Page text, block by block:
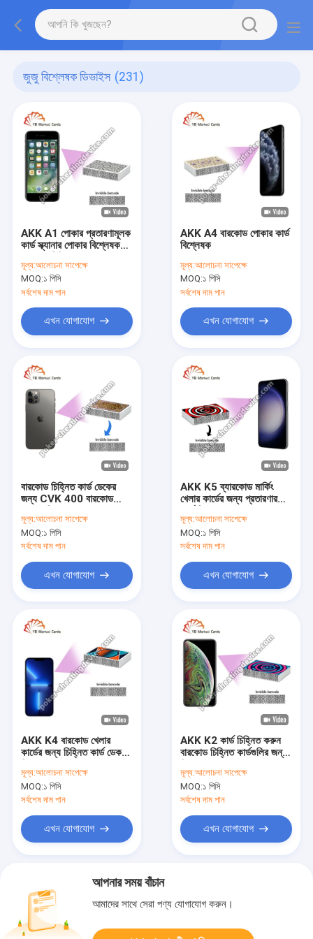
জুজু বিশ্লেষক ডিভাইস (231)
AKK A1 পোকার প্রতারণামূলক
কার্ড স্ক্যানার পোকার বিশ্লেষক
মূল্য:আলোচনা সাপেক্ষে
MOQ:১ পিসি
সর্বশেষ দাম পান
এখন যোগাযোগ
AKK A4 বারকোড পোকার কার্ড
বিশ্লেষক
মূল্য:আলোচনা সাপেক্ষে
MOQ:১ পিসি
সর্বশেষ দাম পান
এখন যোগাযোগ
বারকোড চিহ্নিত কার্ড ডেকের
জন্য CVK 400 বারকোড
মূল্য:আলোচনা সাপেক্ষে
MOQ:১ পিসি
সর্বশেষ দাম পান
এখন যোগাযোগ
AKK K5 ব্যারকোড মার্কিং
খেলার কার্ডের জন্য প্রতারণার
মূল্য:আলোচনা সাপেক্ষে
MOQ:১ পিসি
সর্বশেষ দাম পান
এখন যোগাযোগ
AKK K4 বারকোড খেলার
কার্ডের জন্য চিহ্নিত কার্ড ডেক
মূল্য:আলোচনা সাপেক্ষে
MOQ:১ পিসি
সর্বশেষ দাম পান
এখন যোগাযোগ
AKK K2 কার্ড চিহ্নিত করুন
বারকোড চিহ্নিত কার্ডগুলির জন্য
মূল্য:আলোচনা সাপেক্ষে
MOQ:১ পিসি
সর্বশেষ দাম পান
এখন যোগাযোগ
আপনার সময় বাঁচান
আমাদের সাথে সেরা পণ্য যোগাযোগ করুন।